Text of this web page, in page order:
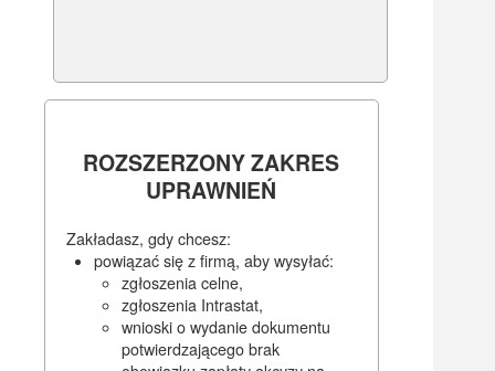
ROZSZERZONY ZAKRES
UPRAWNIEŃ
Zakładasz, gdy chcesz:
powiązać się z firmą, aby wysyłać:
zgłoszenia celne,
zgłoszenia Intrastat,
wnioski o wydanie dokumentu
potwierdzającego brak